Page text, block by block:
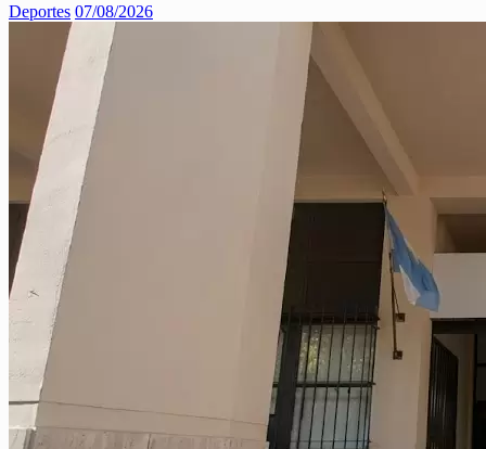
Deportes 07/08/2026